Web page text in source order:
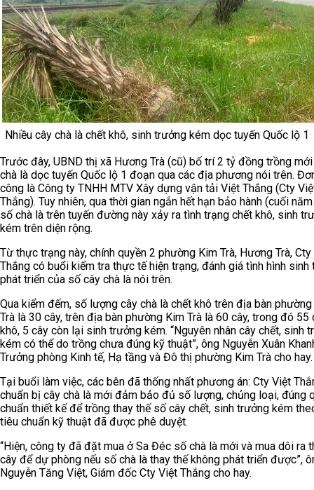
Nhiều cây chà là chết khô, sinh trưởng kém dọc tuyến Quốc lộ 1
Trước đây, UBND thị xã Hương Trà (cũ) bố trí 2 tỷ đồng trồng
chà là dọc tuyến Quốc lộ 1 đoạn qua các địa phương nói trên.
công là Công ty TNHH MTV Xây dựng vận tải Việt Thắng (Cty
Thắng). Tuy nhiên, qua thời gian ngắn hết hạn bảo hành (cuối
số chà là trên tuyến đường này xảy ra tình trạng chết khô, sinh
kém trên diện rộng.
Từ thực trạng này, chính quyền 2 phường Kim Trà, Hương Trà,
Thắng có buổi kiểm tra thực tế hiện trạng, đánh giá tình hình sinh
phát triển của số cây chà là nói trên.
Qua kiểm đếm, số lượng cây chà là chết khô trên địa bàn
Trà là 30 cây, trên địa bàn phường Kim Trà là 60 cây, trong đó 55
khô, 5 cây còn lại sinh trưởng kém. “Nguyên nhân cây chết, sinh
kém có thể do trồng chưa đúng kỹ thuật”, ông Nguyễn Xuân
Trưởng phòng Kinh tế, Hạ tầng và Đô thị phường Kim Trà cho hay.
Tại buổi làm việc, các bên đã thống nhất phương án: Cty Việt
chuẩn bị cây chà là mới đảm bảo đủ số lượng, chủng loại, đúng
chuẩn thiết kế để trồng thay thế số cây chết, sinh trưởng kém
tiêu chuẩn kỹ thuật đã được phê duyệt.
“Hiện, công ty đã đặt mua ở Sa Đéc số chà là mới và mua dôi ra
cây để dự phòng nếu số chà là thay thế không phát triển được”,
Nguyễn Tăng Việt, Giám đốc Cty Việt Thắng cho hay.